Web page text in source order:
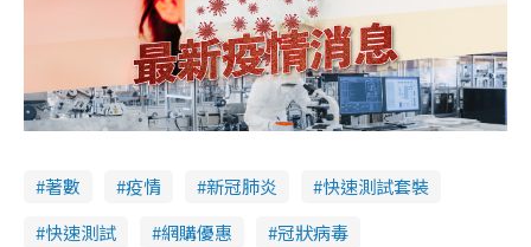
著數 疫情 新冠肺炎
快速測試套裝
快速測試
網購優惠
冠狀病毒